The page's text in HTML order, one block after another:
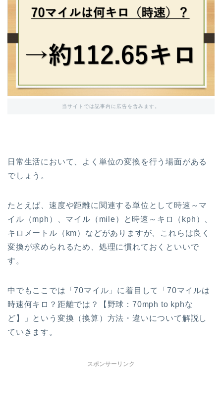
当サイトでは記事内に広告を含みます。
日常生活において、よく単位の変換を行う場面がある
でしょう。
たとえば、速度や距離に関連する単位として時速～マ
イル（mph）、マイル（mile）と時速～キロ（kph）、
キロメートル（km）などがありますが、これらは良く
変換が求められるため、処理に慣れておくといいで
す。
中でもここでは「70マイル」に着目して「70マイルは
時速何キロ？距離では？【野球：70mph to kphな
ど】」という変換（換算）方法・違いについて解説し
ていきます。
スポンサーリンク